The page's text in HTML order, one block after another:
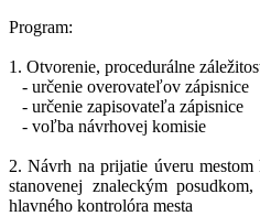
Program:
1. Otvorenie, procedurálne
- určenie overovateľov zápisnice
- určenie zapisovateľa zápisnice
- voľba návrhovej komisie
2. Návrh na prijatie úveru
stanovenej znaleckým
hlavného kontrolóra mesta